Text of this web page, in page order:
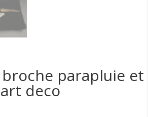
broche parapluie et
deco